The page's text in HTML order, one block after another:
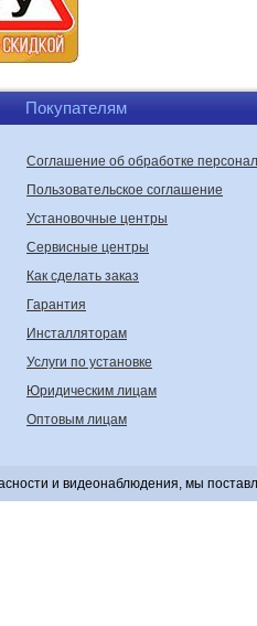
Покупателям
Соглашение об обработке
Пользовательское соглашение
Установочные центры
Сервисные центры
Как сделать заказ
Гарантия
Инсталляторам
Услуги по установке
Юридическим лицам
Оптовым лицам
и видеонаблюдения, мы